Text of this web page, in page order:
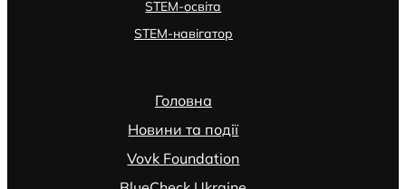
STEM-освіта
STEM-навігатор
Головна
Новини та події
Vovk Foundation